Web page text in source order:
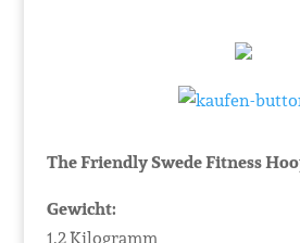
The Friendly Swede Fitness
Gewicht: